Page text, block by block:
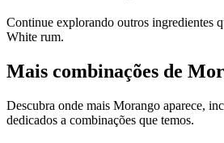
Continue explorando outros ingredientes
White rum.
Mais combinações de
Descubra onde mais Morango aparece,
dedicados a combinações que temos.